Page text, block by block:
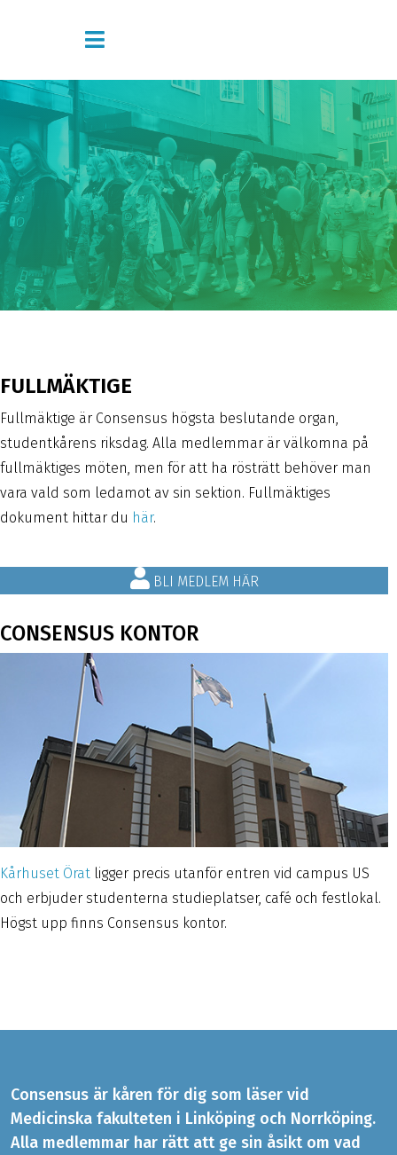
FULLMÄKTIGE
Fullmäktige är Consensus högsta beslutande organ,
studentkårens riksdag. Alla medlemmar är välkomna på
fullmäktiges möten, men för att ha rösträtt behöver man
vara vald som ledamot av sin sektion. Fullmäktiges
dokument hittar du här.
BLI MEDLEM HÄR
CONSENSUS KONTOR
Kårhuset Örat ligger precis utanför entren vid campus US
och erbjuder studenterna studieplatser, café och festlokal.
Högst upp finns Consensus kontor.
Consensus är kåren för dig som läser vid
Medicinska fakulteten i Linköping och Norrköping.
Alla medlemmar har rätt att ge sin åsikt om vad